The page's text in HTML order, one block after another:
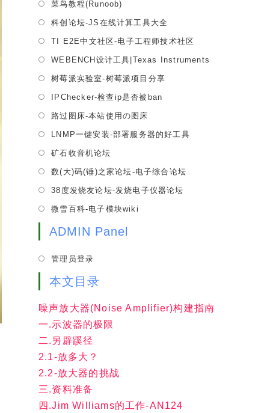
tabnew
tab
菜鸟教程(Runoob)
a
new
tab
科创论坛-JS在线计算工具大全
a
new
TI E2E中文社区-电子工程师技术社区
WEBENCH设计工具|Texas Instruments
树莓派实验室-树莓派项目分享
tab
IPChecker-检查ip是否被ban
new
路过图床-本站使用の图床
a
tab
LNMP一键安装-部署服务器的好工具
矿石收音机论坛
a
new
tab
数(大)码(锤)之家论坛-电子综合论坛Opens
38度发烧友论坛-发烧电子仪器论坛
微雪百科-电子模块wiki
ADMIN Panel
管理员登录
本文目录
噪声放大器(Noise Amplifier)构建指南
一.示波器的极限
二.另辟蹊径
2.1-放多大？
2.2-放大器的挑战
三.资料准备
四.Jim Williams的工作-AN124